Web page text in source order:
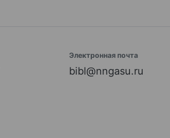
Электронная почта
bibl@nngasu.ru